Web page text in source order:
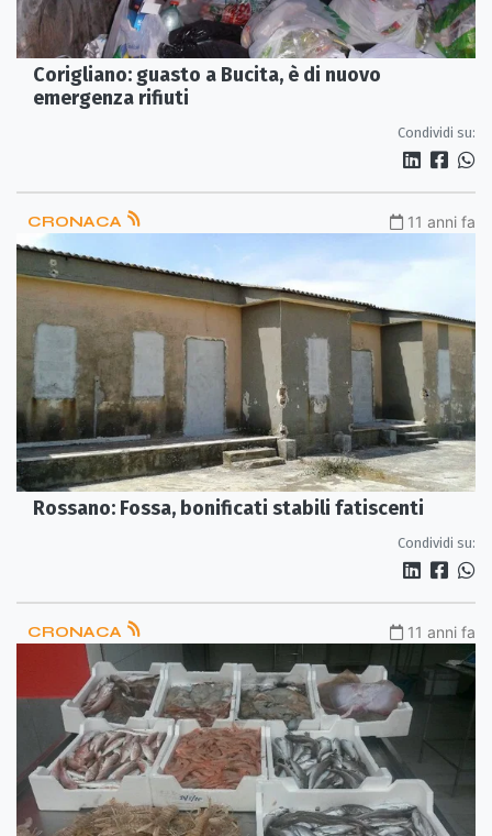
Corigliano: guasto a Bucita, è di nuovo
emergenza rifiuti
Condividi su:
CRONACA 11 anni fa
Rossano: Fossa, bonificati stabili fatiscenti
Condividi su:
CRONACA 11 anni fa